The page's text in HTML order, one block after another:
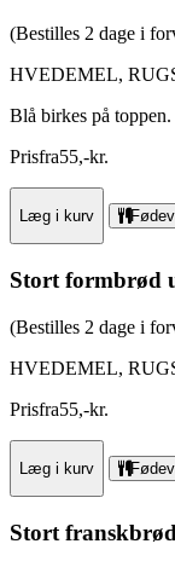
(Bestilles 2 dage i
HVEDEMEL,
Blå birkes på toppen.
Prisfra55,-kr.
Læg i kurv
Stort formbrød
(Bestilles 2 dage i
HVEDEMEL,
Prisfra55,-kr.
Læg i kurv
Stort